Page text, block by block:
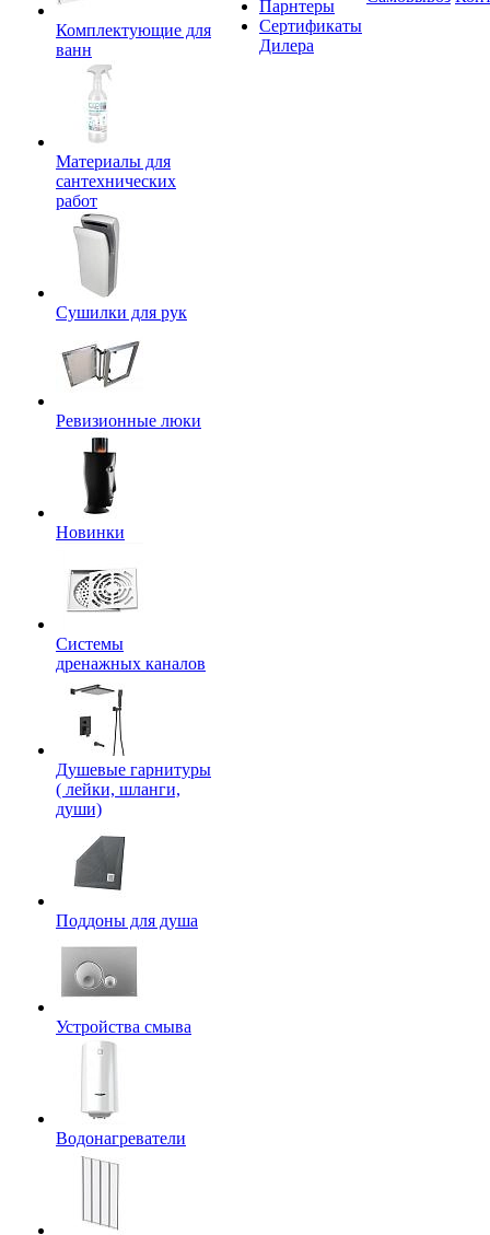
Комплектующие для
ванн
Материалы для
сантехнических
работ
Сушилки для рук
Ревизионные люки
Новинки
Системы
дренажных каналов
Душевые гарнитуры
( лейки, шланги,
души)
Поддоны для душа
Устройства смыва
Водонагреватели
Парнтеры
Сертификаты
Дилера